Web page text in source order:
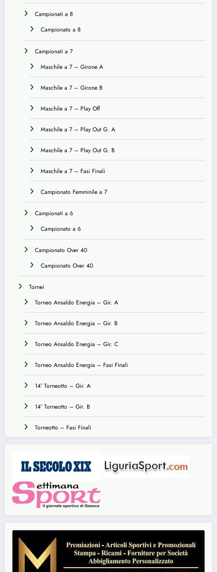
Campionati a 8
Campionato a 8
Campionati a 7
Maschile a 7 – Girone A
Maschile a 7 – Girone B
Maschile a 7 – Play Off
Maschile a 7 – Play Out G. A
Maschile a 7 – Play Out G. B
Maschile a 7 – Fasi Finali
Campionato Femminile a 7
Campionati a 6
Campionato a 6
Campionato Over 40
Campionato Over 40
Tornei
Torneo Ansaldo Energia – Gir. A
Torneo Ansaldo Energia – Gir. B
Torneo Ansaldo Energia – Gir. C
Torneo Ansaldo Energia – Fasi Finali
14° Torneotto – Gir. A
14° Torneotto – Gir. B
Torneotto – Fasi Finali